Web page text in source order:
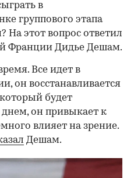
в
группового этапа
На этот вопрос ответил
Франции Дидье Дешам.
Все идет в
он восстанавливается
будет
он привыкает к
влияет на зрение.
Дешам.